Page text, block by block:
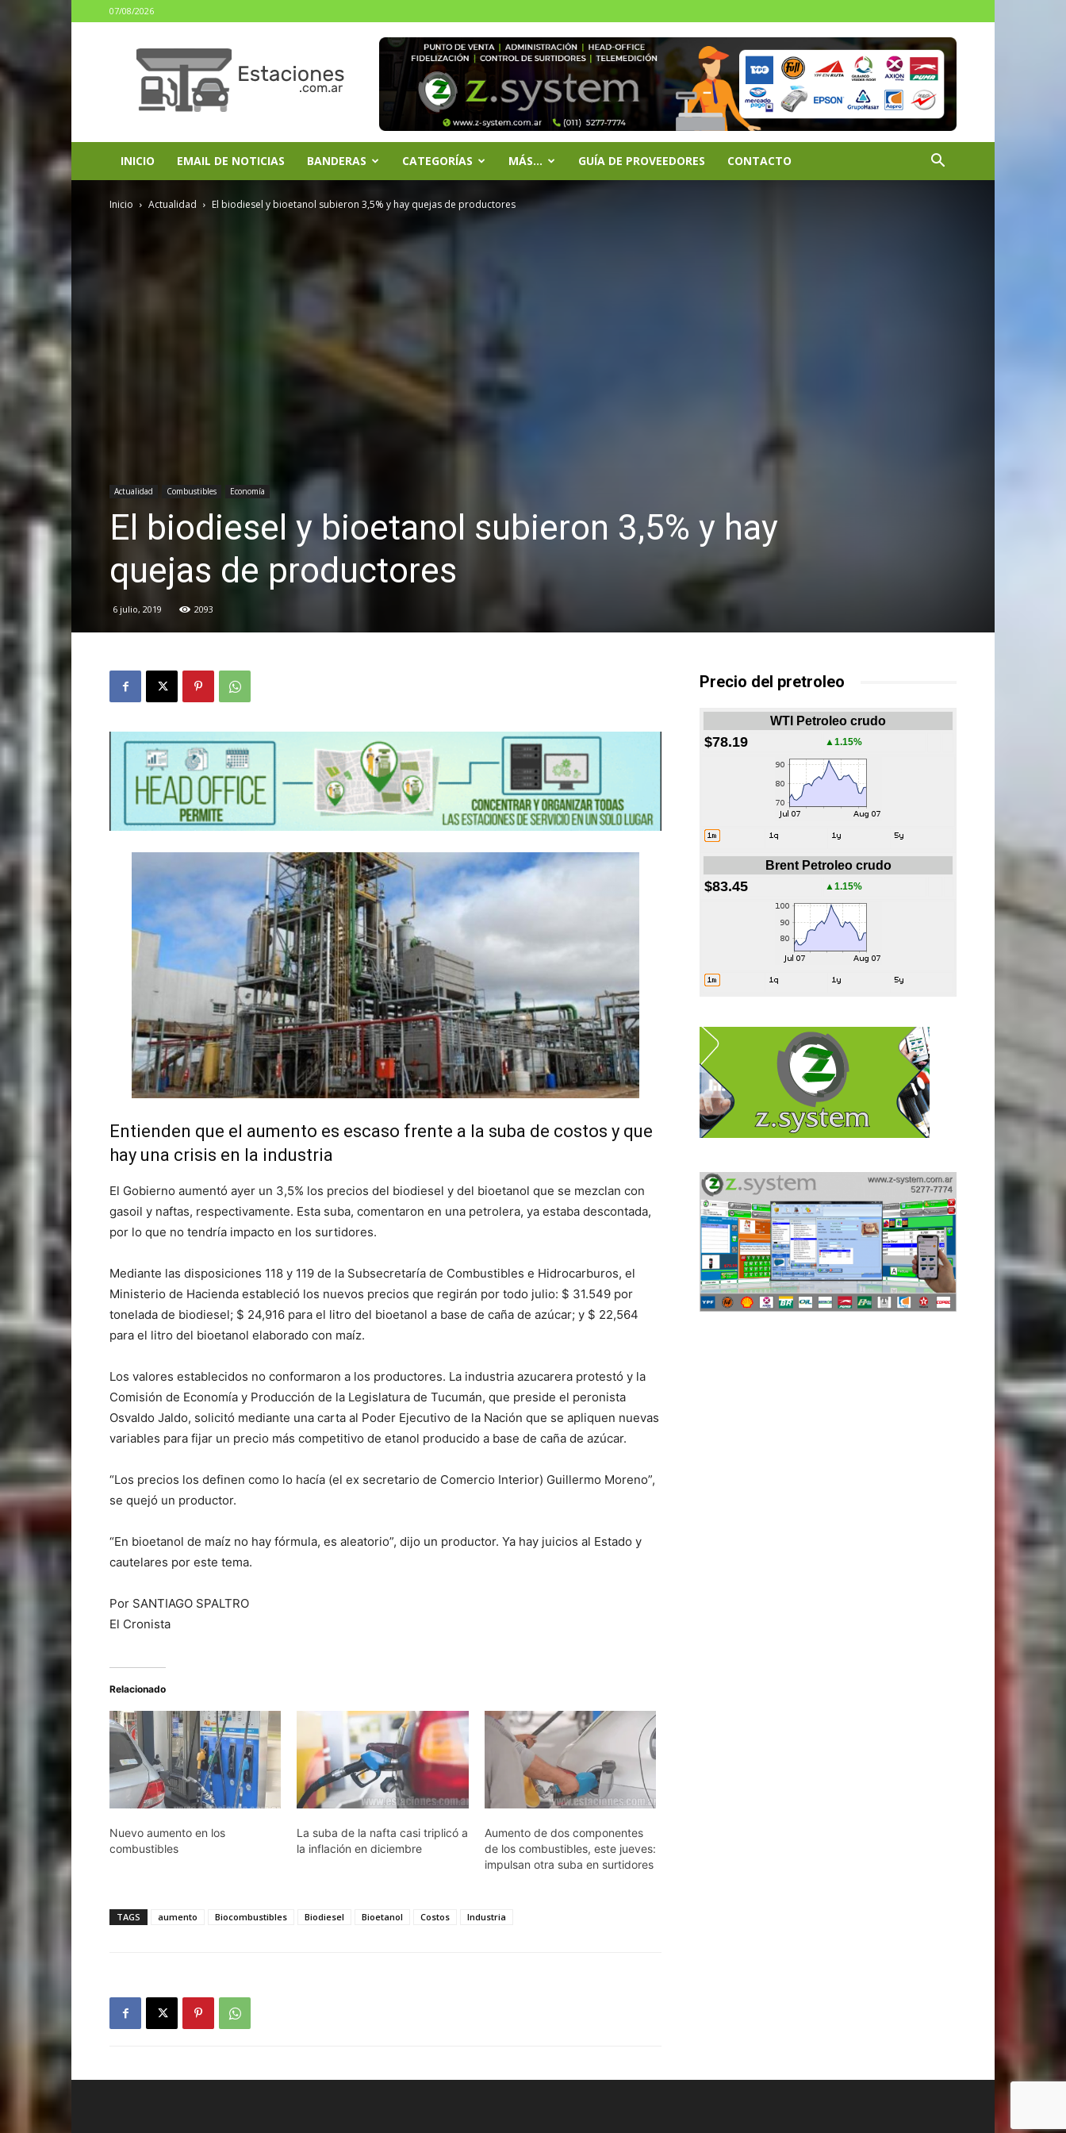
07/08/2026
INICIO EMAIL DE NOTICIAS BANDERAS CATEGORÍAS MÁS… GUÍA DE PROVEEDORES CONTACTO
Inicio Actualidad El biodiesel y bioetanol subieron 3,5% y hay quejas de productores
Actualidad Combustibles Economía
El biodiesel y bioetanol subieron 3,5% y hay
quejas de productores
6 julio, 2019 2093
Entienden que el aumento es escaso frente a la suba de costos y que
hay una crisis en la industria
El Gobierno aumentó ayer un 3,5% los precios del biodiesel y del bioetanol que se mezclan con
gasoil y naftas, respectivamente. Esta suba, comentaron en una petrolera, ya estaba descontada,
por lo que no tendría impacto en los surtidores.
Mediante las disposiciones 118 y 119 de la Subsecretaría de Combustibles e Hidrocarburos, el
Ministerio de Hacienda estableció los nuevos precios que regirán por todo julio: $ 31.549 por
tonelada de biodiesel; $ 24,916 para el litro del bioetanol a base de caña de azúcar; y $ 22,564
para el litro del bioetanol elaborado con maíz.
Los valores establecidos no conformaron a los productores. La industria azucarera protestó y la
Comisión de Economía y Producción de la Legislatura de Tucumán, que preside el peronista
Osvaldo Jaldo, solicitó mediante una carta al Poder Ejecutivo de la Nación que se apliquen nuevas
variables para fijar un precio más competitivo de etanol producido a base de caña de azúcar.
“Los precios los definen como lo hacía (el ex secretario de Comercio Interior) Guillermo Moreno”,
se quejó un productor.
“En bioetanol de maíz no hay fórmula, es aleatorio”, dijo un productor. Ya hay juicios al Estado y
cautelares por este tema.
Por SANTIAGO SPALTRO
El Cronista
Relacionado
Nuevo aumento en los
combustibles
La suba de la nafta casi triplicó a
la inflación en diciembre
Aumento de dos componentes
de los combustibles, este jueves:
impulsan otra suba en surtidores
TAGS aumento Biocombustibles Biodiesel Bioetanol Costos Industria
Precio del pretroleo
WTI Petroleo crudo
$78.19 ▲1.15%
Brent Petroleo crudo
$83.45 ▲1.15%